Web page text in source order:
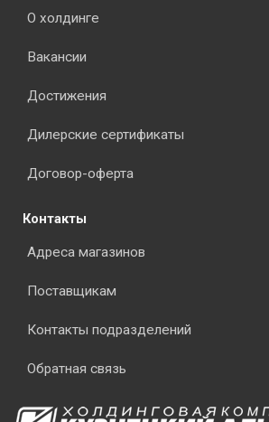
О холдинге
Вакансии
Достижения
Дилерские сертификаты
Договор-оферта
Контакты
Адреса магазинов
Поставщикам
Контакты подразделений
Обратная связь